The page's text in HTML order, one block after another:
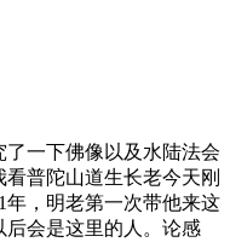
一下佛像以及水陆法会
普陀山道生长老今天刚
年，明老第一次带他来这
会是这里的人。论感